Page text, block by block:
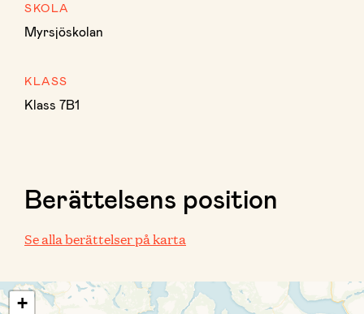
SKOLA
Myrsjöskolan
KLASS
Klass 7B1
Berättelsens position
Se alla berättelser på karta
+